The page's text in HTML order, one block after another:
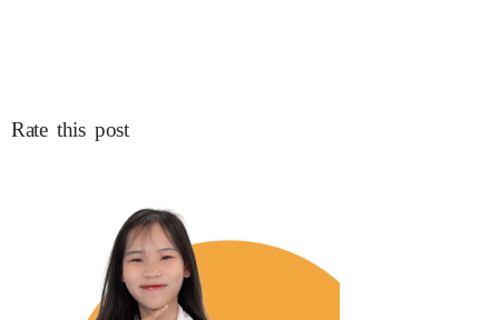
Rate this post